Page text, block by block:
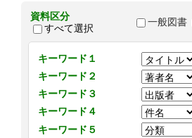
資料区分
すべて選択
一般図書
キーワード１
キーワード２
キーワード３
キーワード４
キーワード５